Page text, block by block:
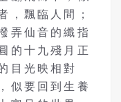
，飄臨人間；
弄仙音的纖指
的十九殘月正
目光映相對
似要回到生養